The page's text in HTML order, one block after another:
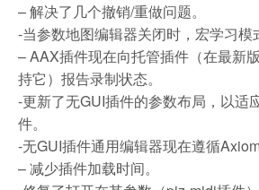
– 解决了几个撤销/重做问题。
-当参数地图编辑器关闭时，宏学习模
– AAX插件现在向托管插件（在最新
持它）报告录制状态。
-更新了无GUI插件的参数布局，以适
件。
-无GUI插件通用编辑器现在遵循Axiom
– 减少插件加载时间。